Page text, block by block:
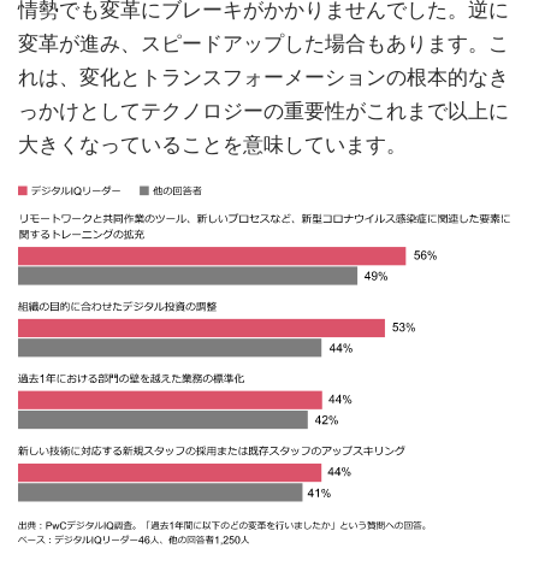
情勢でも変革にブレーキがかかりませんでした。逆に
変革が進み、スピードアップした場合もあります。こ
れは、変化とトランスフォーメーションの根本的なき
っかけとしてテクノロジーの重要性がこれまで以上に
大きくなっていることを意味しています。